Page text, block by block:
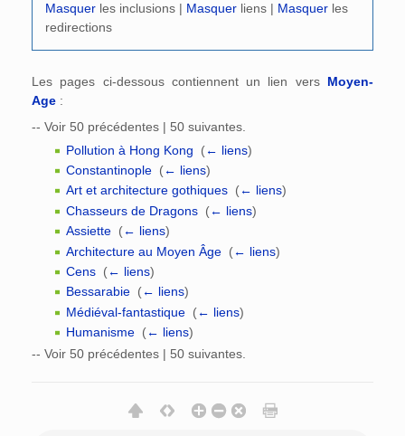
Masquer les inclusions | Masquer liens | Masquer les
redirections
Les pages ci-dessous contiennent un lien vers Moyen-
Age :
-- Voir 50 précédentes | 50 suivantes.
Pollution à Hong Kong
(← liens)
Constantinople‎ (← liens)
Art et architecture gothiques‎ (← liens)
Chasseurs de Dragons‎ (← liens)
Assiette‎ (← liens)
Architecture au Moyen Âge‎ (← liens)
Cens‎ (← liens)
Bessarabie‎ (← liens)
Médiéval-fantastique‎ (← liens)
Humanisme‎ (← liens)
-- Voir 50 précédentes | 50 suivantes.